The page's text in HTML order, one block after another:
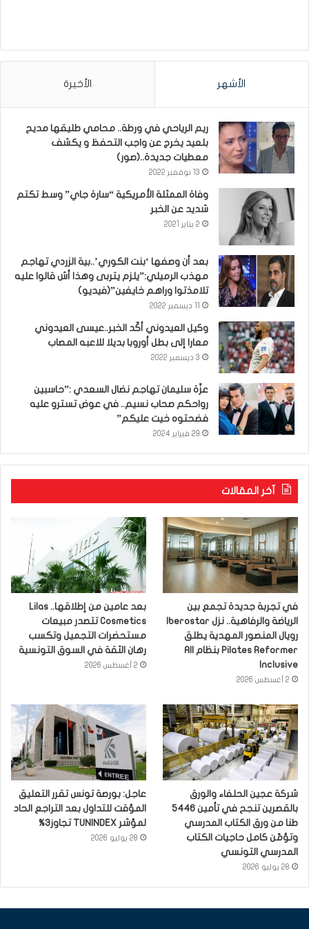
الأشهر الأخيرة
ريم الرياحي في ورطة.. محامي طليقها مديح
بلعيد يخرج عن واجب التحفظ و يكشف
معطيات جديدة..(صور)
13 نوفمبر 2022
وفاة الممثلة الأمريكية “سارة جاي” وسط تكتم
شديد عن الخبر
2 يناير 2021
بعد أن وصفها ‘بنت الكوري’..بية الزردي تهاجم
مهذب الرميلي:”يلزم يتربى وهذا أش قالوا عليه
تلامذتوا وراهم خايفين”(فيديو)
وكيل العيدوني أكّد الخبر..عيسى العيدوني
معارا إلى بطل أوروبا بديلا للاعبه المصاب
3 ديسمبر 2022
عزّة سليمان تهاجم نضال السعدي :”حاسبين
رواحكم صحاب نسيم.. في عوض تسترو عليه
فضحتوه خيت عليكم”
29 فبراير 2024
آخر المقالات
في تجربة جديدة تجمع بين
رويال المنصور المهدية يطلق
Pilates Reformer بنظام All
Inclusive
2 أغسطس 2026
بعد عامين من إطلاقها.. Lilas
Cosmetics تتصدر مبيعات
مستحضرات التجميل وتكسب
رهان الثقة في السوق التونسية
2 أغسطس 2026
شركة عجين الحلفاء والورق
بالقصرين تنجح في تأمين 5446
طنا من ورق الكتاب المدرسي
وتؤمّن كامل حاجيات الكتاب
المدرسي التونسي
28 يوليو 2026
عاجل: بورصة تونس تقرر التعليق
المؤقت للتداول بعد التراجع الحاد
لمؤشر TUNINDEX تجاوز3%
28 يوليو 2026